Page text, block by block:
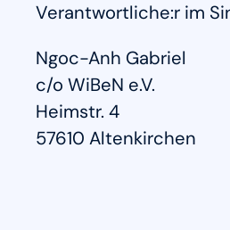
Verantwortliche:r im
Ngoc-Anh Gabriel
c/o WiBeN e.V.
Heimstr. 4
57610 Altenkirchen